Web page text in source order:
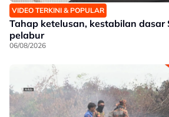
VIDEO TERKINI & POPULAR
Tahap ketelusan, kestabilan
pelabur
06/08/2026